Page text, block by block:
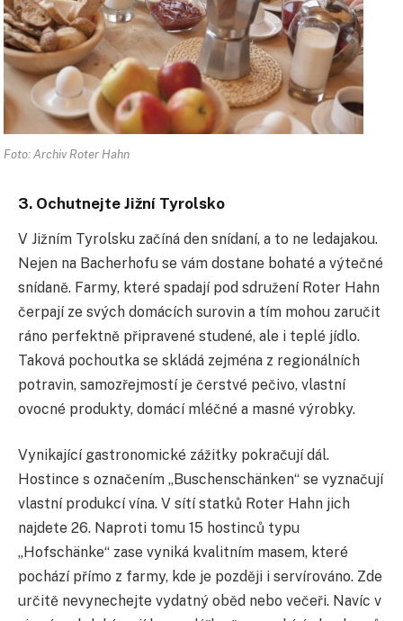
Foto: Archiv Roter Hahn
3. Ochutnejte Jižní Tyrolsko
V Jižním Tyrolsku začíná den snídaní, a to ne ledajakou.
Nejen na Bacherhofu se vám dostane bohaté a výtečné
snídaně. Farmy, které spadají pod sdružení Roter Hahn
čerpají ze svých domácích surovin a tím mohou zaručit
ráno perfektně připravené studené, ale i teplé jídlo.
Taková pochoutka se skládá zejména z regionálních
potravin, samozřejmostí je čerstvé pečivo, vlastní
ovocné produkty, domácí mléčné a masné výrobky.
Vynikající gastronomické zážitky pokračují dál.
Hostince s označením „Buschenschänken“ se vyznačují
vlastní produkcí vína. V sítí statků Roter Hahn jich
najdete 26. Naproti tomu 15 hostinců typu
„Hofschänke“ zase vyniká kvalitním masem, které
pochází přímo z farmy, kde je později i servírováno. Zde
určitě nevynechejte vydatný oběd nebo večeři. Navíc v